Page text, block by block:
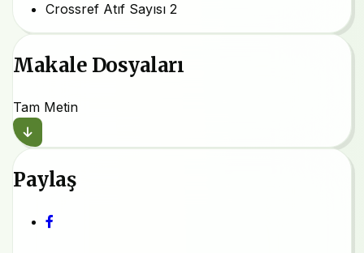
Crossref Atıf Sayısı 2
Makale Dosyaları
Tam Metin
Paylaş